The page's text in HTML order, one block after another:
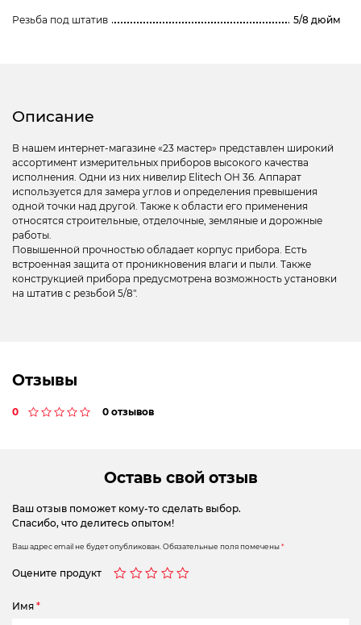
Резьба под штатив 5/8 дюйм
Описание
В нашем интернет-магазине «23 мастер» представлен широкий
ассортимент измерительных приборов высокого качества
исполнения. Одни из них нивелир Elitech ОН 36. Аппарат
используется для замера углов и определения превышения
одной точки над другой. Также к области его применения
относятся строительные, отделочные, земляные и дорожные
работы.
Повышенной прочностью обладает корпус прибора. Есть
встроенная защита от проникновения влаги и пыли. Также
конструкцией прибора предусмотрена возможность установки
на штатив с резьбой 5/8″.
Отзывы
0 0 отзывов
Оставь свой отзыв
Ваш отзыв поможет кому-то сделать выбор.
Спасибо, что делитесь опытом!
Ваш адрес email не будет опубликован.Обязательные поля помечены*
Оцените продукт
Имя *